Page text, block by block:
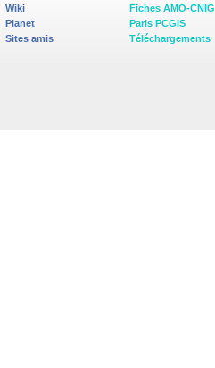
Wiki
Planet
Sites amis
Fiches AMO-CNIG
Paris PCGIS
Téléchargements